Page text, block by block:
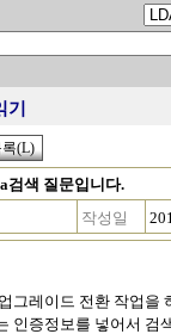
검색 질문입니다.
작성일
그레이드 전환 작업을
인증정보를 넣어서 검